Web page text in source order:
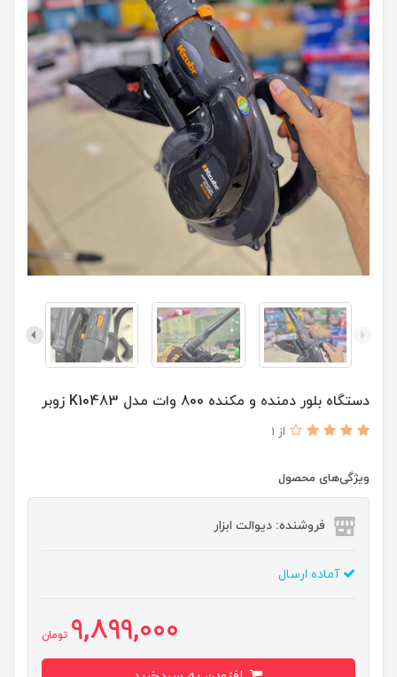
دستگاه بلور دمنده و مکنده 800 وات مدل K10483 زوبر
از 1
ویژگی‌های محصول
فروشنده: دیوالت ابزار
آماده ارسال
9,899,000 تومان